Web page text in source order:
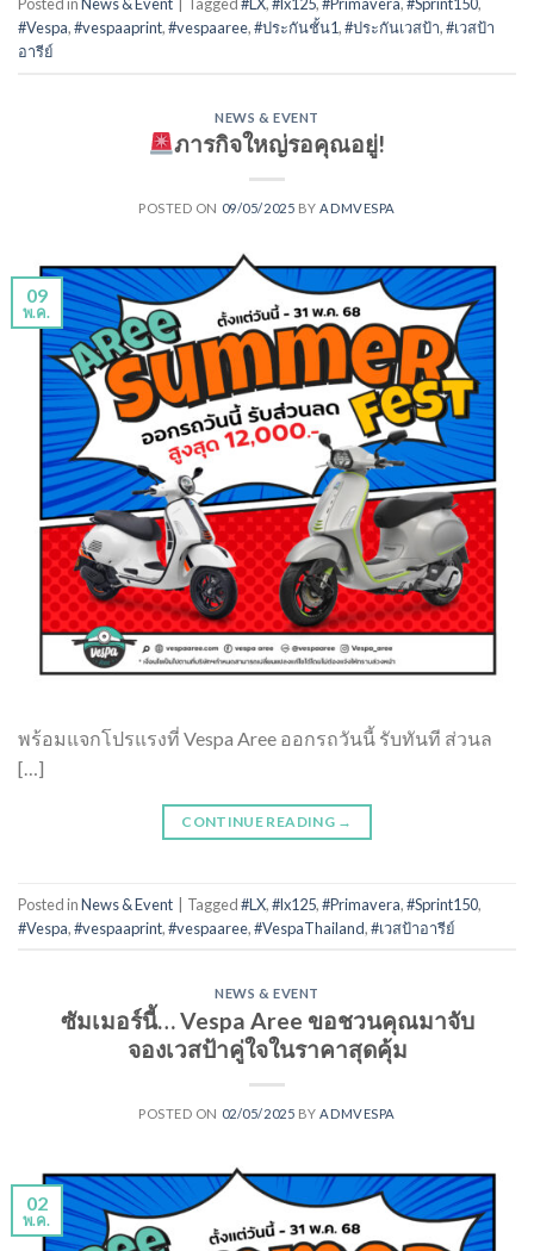
#Vespa,#vespaaprint,#vespaaree,#ประกันชั้น1,#ประกันเวสป้า,#เวสป้า
อารีย์
NEWS & EVENT
ภารกิจใหญ่รอคุณอยู่!
POSTED ON 09/05/2025 BYADMVESPA
09
พ.ค.
พร้อมแจกโปรแรงที่ Vespa Aree ออกรถวันนี้ รับทันที ส่วนล
[…]
CONTINUE READING →
Posted inNews & Event Tagged#LX,#lx125,#Primavera,#Sprint150,
#Vespa,#vespaaprint,#vespaaree,#VespaThailand,#เวสป้าอารีย์
NEWS & EVENT
ซัมเมอร์นี้… Vespa Aree ขอชวนคุณมาจับ
จองเวสป้าคู่ใจในราคาสุดคุ้ม
POSTED ON 02/05/2025 BYADMVESPA
02
พ.ค.